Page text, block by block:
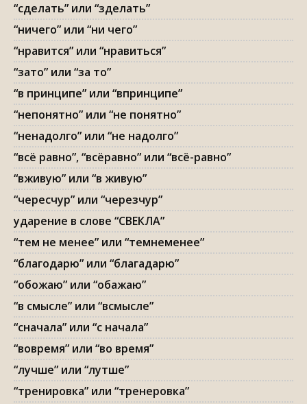
“сделать” или “зделать”
“ничего” или “ни чего”
“нравится” или “нравиться”
“зато” или “за то”
“в принципе” или “впринципе”
“непонятно” или “не понятно”
“ненадолго” или “не надолго”
“всё равно”, “всёравно” или “всё-равно”
“вживую” или “в живую”
“чересчур” или “черезчур”
ударение в слове “СВЕКЛА”
“тем не менее” или “темнеменее”
“благодарю” или “благадарю”
“обожаю” или “обажаю”
“в смысле” или “всмысле”
“сначала” или “с начала”
“вовремя” или “во время”
“лучше” или “лутше”
“тренировка” или “тренеровка”